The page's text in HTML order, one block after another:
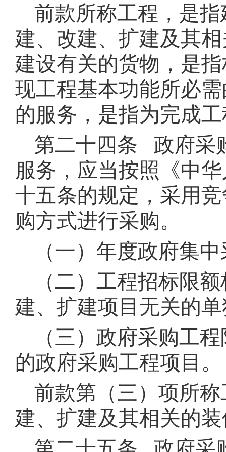
前款所称工程，是
建、改建、扩建及其
建设有关的货物，是
现工程基本功能所必
的服务，是指为完成
第二十四条 政府采
服务，应当按照《中
十五条的规定，采用
购方式进行采购。
（一）年度政府集
（二）工程招标限
建、扩建项目无关的
（三）政府采购工
的政府采购工程项目。
前款第（三）项所
建、扩建及其相关的